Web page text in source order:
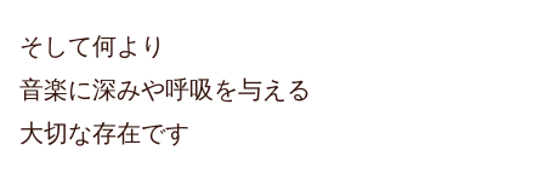
そして何より
音楽に深みや呼吸を与える
大切な存在です